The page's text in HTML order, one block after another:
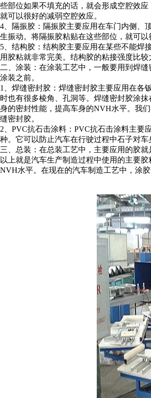
些部位如果不填充的话，就会形成空腔效
就可以很好的减弱空腔效应。
4 、隔振胶：隔振胶主要应用在车门内侧
生振动。将隔振胶粘贴在这些部位，就可
5 、结构胶：结构胶主要应用在某些不能
用胶粘就非常完美。结构胶的粘接强度比
二、涂装：在涂装工艺中，一般要用到焊
涂装之前。
1
、焊缝密封胶：焊缝密封胶主要应用在
时也有很多棱角、孔洞等。焊缝密封胶涂
身的密封性能，提高车身的NVH水平。我
缝密封胶。
2 、PVC抗石击涂料：PVC抗石击涂料主
种。它可以防止汽车在行驶过程中石子对
三、总装：在总装工艺中，主要应用的胶
以上就是汽车生产制造过程中使用的主要
NVH水平。在现在的汽车制造工艺中，涂